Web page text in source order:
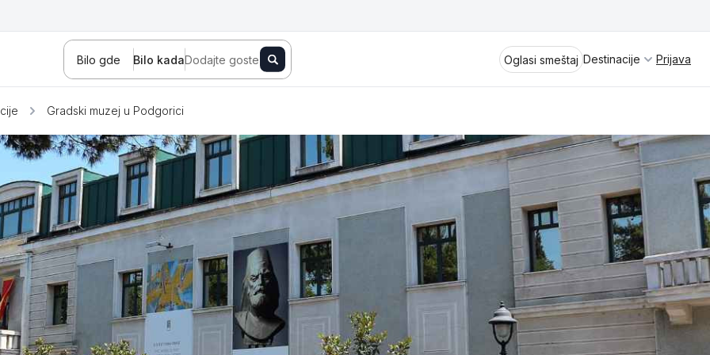
Bilo gde Bilo kadaDodajte goste Oglasi smeštaj Destinacije
Sad Zlatibor Kopaonik Divčibare
Koviljača Sokobanja Vrnjačka Banja
Stara planina Banja Vrujci
Ždrelo Golubac Kladovo
Bašta Kraljevo Jagodina Aranđelovac
Spremite se za virtuelno putovanje
kroz jednu od najlepših zemalja
Evrope i sveta. Uživaćete u prikazima
planinskih masiva poput Tare i Šar-
planine, ali i u ravničarskim predelima
prostrane Vojvodine. Istraživanje
tradicije i kulturnog dobra Srbije
otkriće vam pravu narav srpskog
Prijava
Gradski muzej u Podgorici